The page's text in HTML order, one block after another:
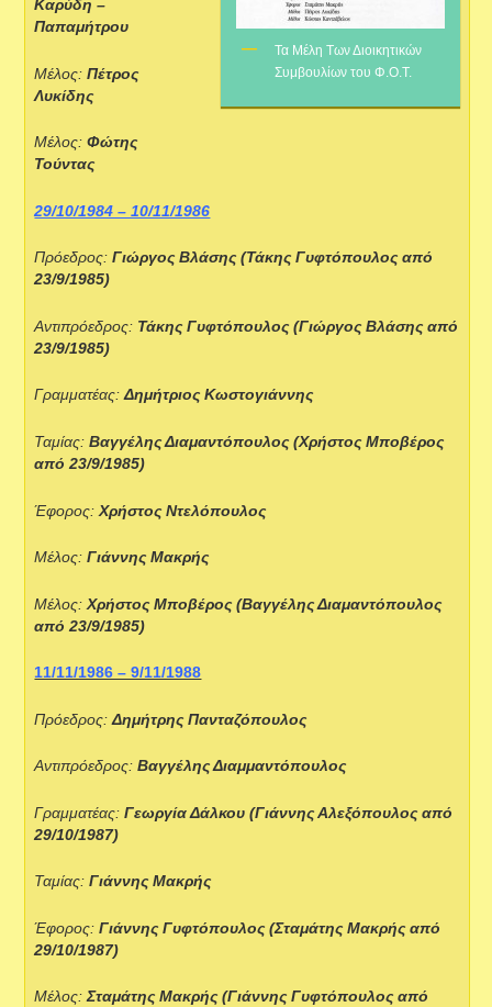
Τα Μέλη Των Διοικητικών
Συμβουλίων του Φ.Ο.Τ.
Καρύδη –
Παπαμήτρου
Μέλος:Πέτρος
Λυκίδης
Μέλος:Φώτης
Τούντας
29/10/1984 – 10/11/1986
Πρόεδρος:Γιώργος Βλάσης (Τάκης Γυφτόπουλος από
23/9/1985)
Αντιπρόεδρος: Τάκης Γυφτόπουλος (Γιώργος Βλάσης από
23/9/1985)
Γραμματέας:Δημήτριος Κωστογιάννης
Ταμίας:Βαγγέλης Διαμαντόπουλος (Χρήστος Μποβέρος
από 23/9/1985)
Έφορος:Χρήστος Ντελόπουλος
Μέλος:Γιάννης Μακρής
Μέλος:Χρήστος Μποβέρος (Βαγγέλης Διαμαντόπουλος
από 23/9/1985)
11/11/1986 – 9/11/1988
Πρόεδρος:Δημήτρης Πανταζόπουλος
Αντιπρόεδρος:Βαγγέλης Διαμμαντόπουλος
Γραμματέας:Γεωργία Δάλκου (Γιάννης Αλεξόπουλος από
29/10/1987)
Ταμίας:Γιάννης Μακρής
Έφορος:Γιάννης Γυφτόπουλος (Σταμάτης Μακρής από
29/10/1987)
Μέλος:Σταμάτης Μακρής (Γιάννης Γυφτόπουλος από